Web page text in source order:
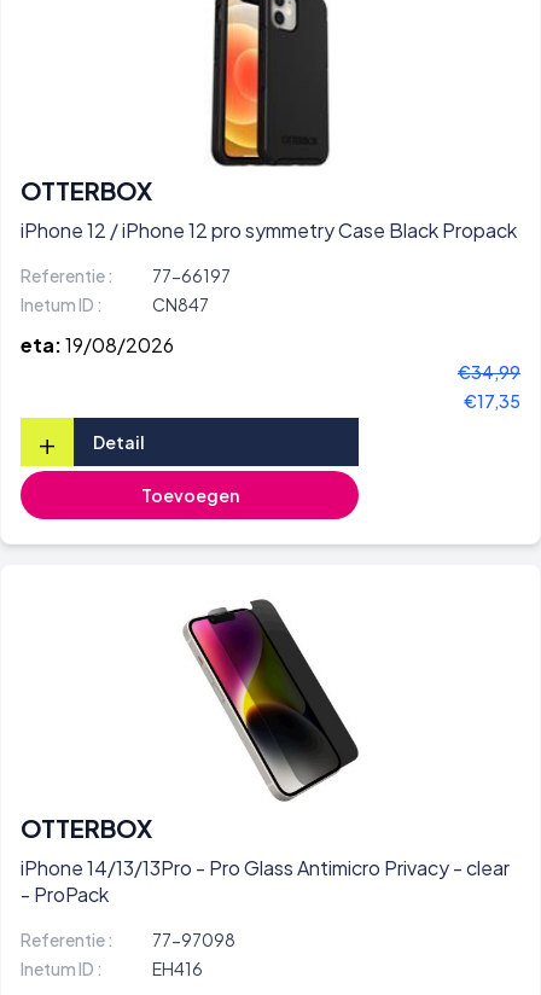
OTTERBOX
iPhone 12 / iPhone 12 pro symmetry Case Black Propack
Referentie :
77-66197
Inetum ID :
CN847
eta:19/08/2026
€34,99
€17,35
+ Detail
Toevoegen
OTTERBOX
iPhone 14/13/13Pro - Pro Glass Antimicro Privacy - clear
- ProPack
Referentie :
77-97098
Inetum ID :
EH416